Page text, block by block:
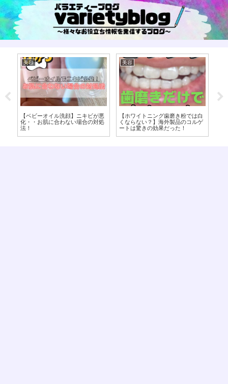
美容
【ベビーオイル洗顔】ニキビが悪
化・・お肌に合わない場合の対処
法！
美容
【ホワイトニング歯磨き粉では白
くならない？】海外製品のコルゲ
ートは驚きの効果だった！